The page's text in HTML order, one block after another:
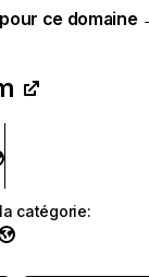
ce domaine
catégorie: